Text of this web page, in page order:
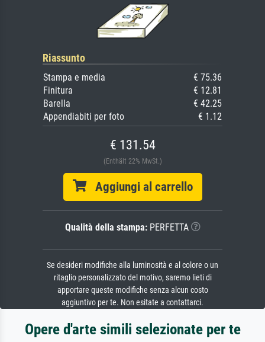
Riassunto
Stampa e media
€ 75.36
Finitura
€ 12.81
Barella
€ 42.25
Appendiabiti per foto
€ 1.12
€ 131.54
(Enthält 22% MwSt.)
Aggiungi al carrello
Qualità della stampa:PERFETTA
Se desideri modifiche alla luminosità e al colore o un
ritaglio personalizzato del motivo, saremo lieti di
apportare queste modifiche senza alcun costo
aggiuntivo per te. Non esitate a contattarci.
Opere d'arte simili selezionate per te